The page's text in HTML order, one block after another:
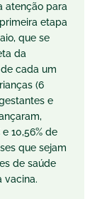
atenção para
etapa
que se
da
cada um
(6
e
10,56% de
que sejam
de saúde
vacina.